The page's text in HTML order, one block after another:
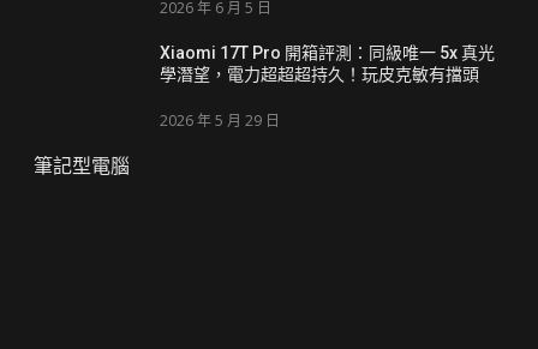
2026 年 6 月 5 日
Xiaomi 17T Pro 開箱評測：同級唯一 5x 真光
學潛望，電力超超超持久！玩皮克敏有擋頭
2026 年 5 月 29 日
筆記型電腦